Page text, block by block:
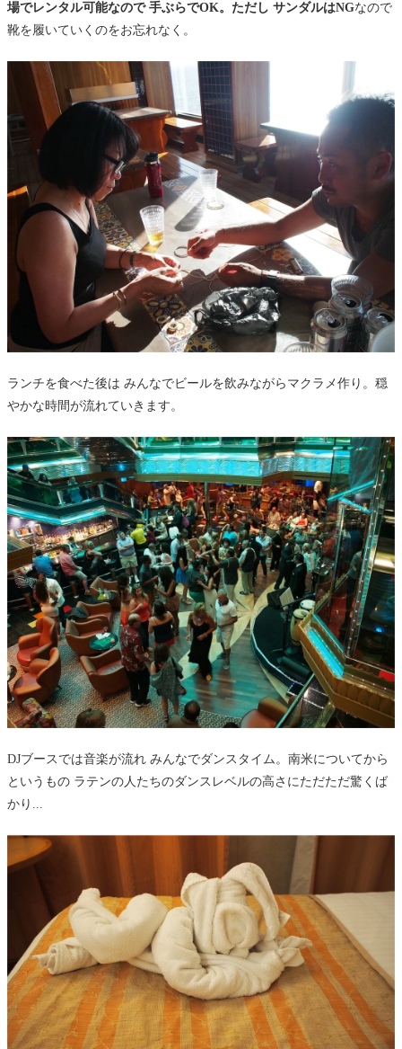
場でレンタル可能なので 手ぶらでOK。ただし サンダルはNGなので
靴を履いていくのをお忘れなく。
ランチを食べた後は みんなでビールを飲みながらマクラメ作り。穏
やかな時間が流れていきます。
DJブースでは音楽が流れ みんなでダンスタイム。南米についてから
というもの ラテンの人たちのダンスレベルの高さにただただ驚くば
かり...